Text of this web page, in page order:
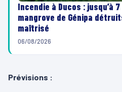
Incendie à Ducos : jusqu’à
mangrove de Génipa
maîtrisé
06/08/2026
Prévisions :